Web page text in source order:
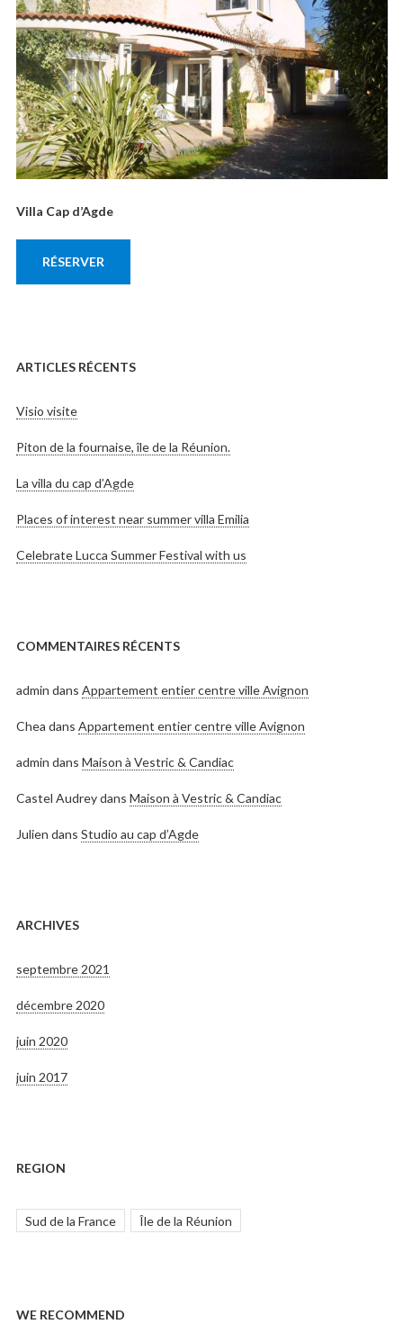
Villa Cap d’Agde
RÉSERVER
ARTICLES RÉCENTS
Visio visite
Piton de la fournaise, île de la Réunion.
La villa du cap d’Agde
Places of interest near summer villa Emilia
Celebrate Lucca Summer Festival with us
COMMENTAIRES RÉCENTS
admin dans Appartement entier centre ville Avignon
Chea dans Appartement entier centre ville Avignon
admin dans Maison à Vestric & Candiac
Castel Audreydans Maison à Vestric & Candiac
Julien dans Studio au cap d’Agde
ARCHIVES
septembre 2021
décembre 2020
juin 2020
juin 2017
REGION
Sud de la France Île de la Réunion
WE RECOMMEND